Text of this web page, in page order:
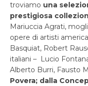
troviamo una
prestigiosa
Mariuccia Agrati,
opere di artisti
Basquiat, Robert
italiani – Lucio
Alberto Burri, Fausto
Povera; dalla